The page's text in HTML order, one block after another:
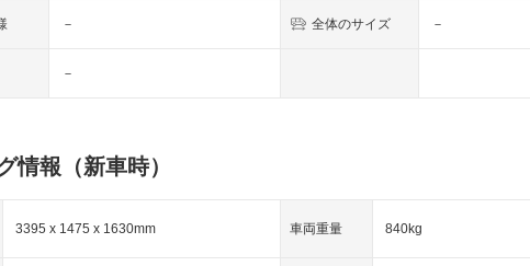
－ 全体のサイズ －
－
情報（新車時）
3395 x 1475 x 1630mm 車両重量 840kg